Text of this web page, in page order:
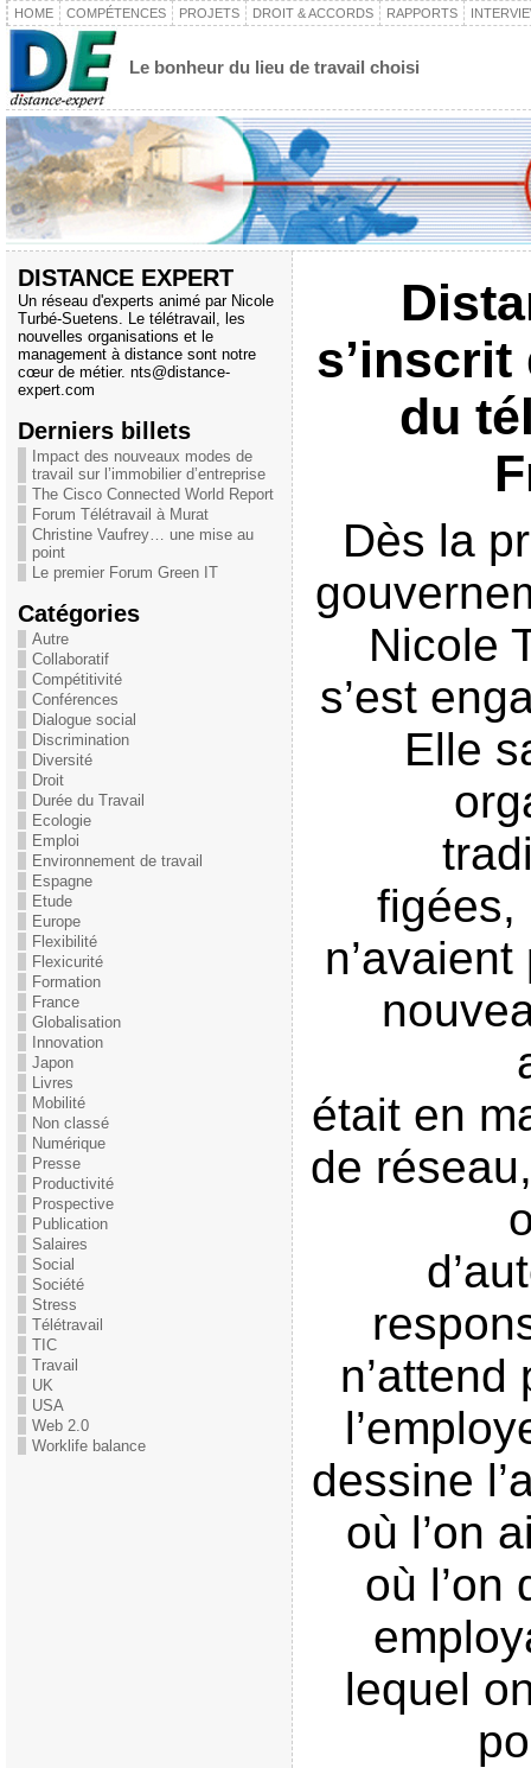
HOME COMPÉTENCES PROJETS DROIT & ACCORDS RAPPORTS
Le bonheur du lieu de travail choisi
DISTANCE EXPERT
Un réseau d'experts animé par Nicole
Turbé-Suetens. Le télétravail, les
nouvelles organisations et le
management à distance sont notre
cœur de métier. nts@distance-
expert.com
Derniers billets
Impact des nouveaux modes de
travail sur l’immobilier d’entreprise
The Cisco Connected World Report
Forum Télétravail à Murat
Christine Vaufrey… une mise au
point
Le premier Forum Green IT
Catégories
Autre
Collaboratif
Compétitivité
Conférences
Dialogue social
Discrimination
Diversité
Droit
Durée du Travail
Ecologie
Emploi
Environnement de travail
Espagne
Etude
Europe
Flexibilité
Flexicurité
Formation
France
Globalisation
Innovation
Japon
Livres
Mobilité
Non classé
Numérique
Presse
Productivité
Prospective
Publication
Salaires
Social
Société
Stress
Télétravail
TIC
Travail
UK
USA
Web 2.0
Worklife balance
s’inscrit
du
Dès la
Nicole
s’est
Elle
figées,
était en
de
dessine
où l’on
où l’on
lequel